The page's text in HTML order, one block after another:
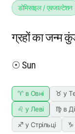
डोमिसाइल / एक्जाल्टेशन
ग्रहों का जन्म
☉ Sun
♈ в Овні ♉ у
♌ у Леві
♍ в
♐ у Стрільці